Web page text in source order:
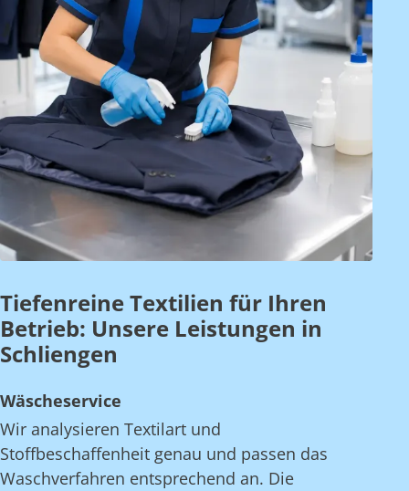
Tiefenreine Textilien für Ihren
Betrieb: Unsere Leistungen in
Schliengen
Wäscheservice
Wir analysieren Textilart und
Stoffbeschaffenheit genau und passen das
Waschverfahren entsprechend an. Die